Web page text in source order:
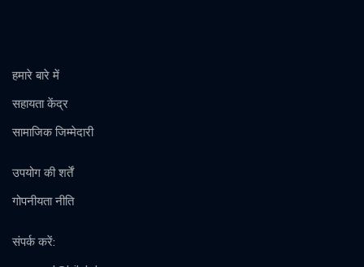
हमारे बारे में
सहायता केंद्र
सामाजिक जिम्मेदारी
उपयोग की शर्तें
गोपनीयता नीति
संपर्क करें: